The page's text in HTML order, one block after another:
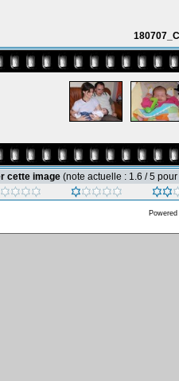
cette image (note actuelle : 1.6 / 5